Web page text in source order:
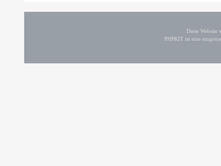
Diese
PHPKIT ist eine